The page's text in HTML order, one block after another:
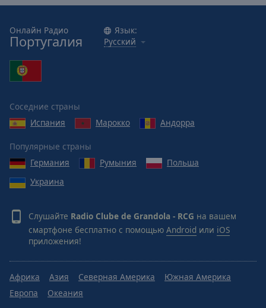
Онлайн Радио
Португалия
Язык:
Русский
Соседние страны
Испания
Марокко Андорра
Популярные страны
Германия
Румыния
Польша
Украина
Слушайте Radio Clube de Grandola - RCG на вашем
смартфоне бесплатно с помощью Android или iOS
приложения!
Африка Азия Северная Америка
Южная Америка
Европа
Океания